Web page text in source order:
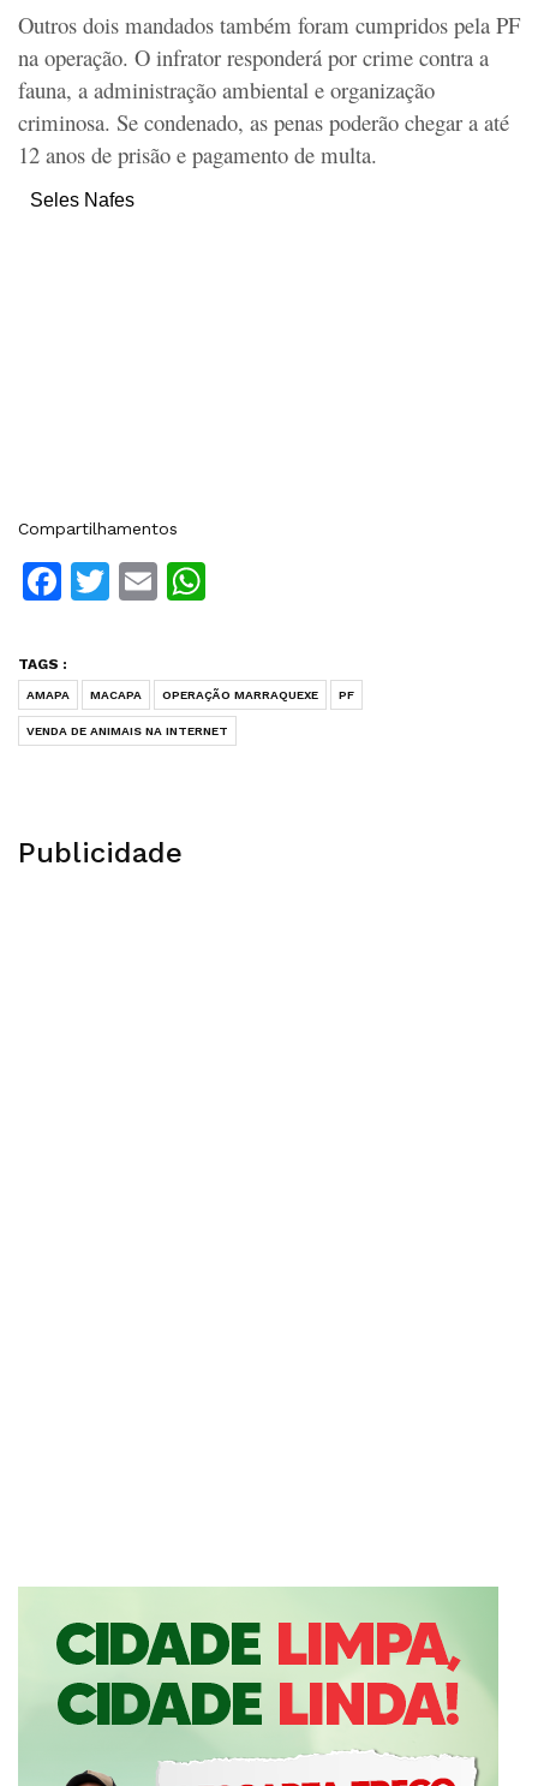
Outros dois mandados também foram cumpridos pela PF
na operação. O infrator responderá por crime contra a
fauna, a administração ambiental e organização
criminosa. Se condenado, as penas poderão chegar a até
12 anos de prisão e pagamento de multa.
Seles Nafes
Compartilhamentos
Facebook
Twitter
Email
TAGS :
AMAPA MACAPA OPERAÇÃO MARRAQUEXE PF
VENDA DE ANIMAIS NA INTERNET
Publicidade